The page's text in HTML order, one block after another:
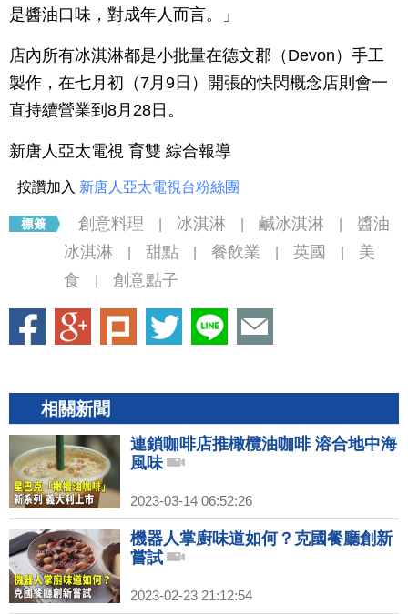
是醬油口味，對成年人而言。」
店內所有冰淇淋都是小批量在德文郡（Devon）手工
製作，在七月初（7月9日）開張的快閃概念店則會一
直持續營業到8月28日。
新唐人亞太電視 育雙 綜合報導
按讚加入 新唐人亞太電視台粉絲團
創意料理 冰淇淋 鹹冰淇淋
醬油
冰淇淋
甜點 餐飲業 英國
美
食
創意點子
相關新聞
連鎖咖啡店推橄欖油咖啡 溶合地中海
風味
2023-03-14 06:52:26
機器人掌廚味道如何？克國餐廳創新
嘗試
2023-02-23 21:12:54